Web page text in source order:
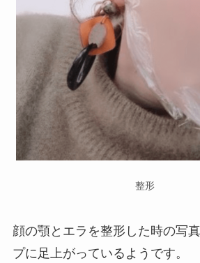
整形
顔の顎とエラを整形した時の写
プに足上がっているようです。